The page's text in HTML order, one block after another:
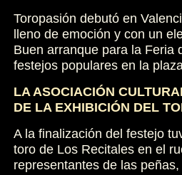
Toropasión debutó en
lleno de emoción y con un
Buen arranque para la Feria
festejos populares en la
LA ASOCIACIÓN
DE LA EXHIBICIÓN DEL
A la finalización del festejo
toro de Los Recitales en el
representantes de las